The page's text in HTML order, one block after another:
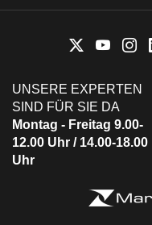
UNSERE EXPERTEN
SIND FÜR SIE DA
Montag - Freitag 9.00-
12.00 Uhr / 14.00-18.00
Uhr